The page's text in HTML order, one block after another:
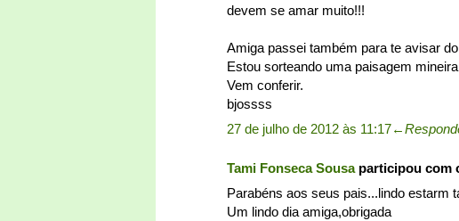
devem se amar muito!!!
Amiga passei também para te avisar
Estou sorteando uma paisagem
Vem conferir.
bjossss
27 de julho de 2012 às 11:17←
Tami Fonseca Sousaparticipou com
Parabéns aos seus pais...lindo estarm
Um lindo dia amiga,obrigada